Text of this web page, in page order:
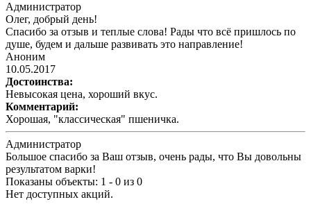
Администратор
Олег, добрый день!
Спасибо за отзыв и теплые слова! Рады что всё пришлось по
душе, будем и дальше развивать это направление!
Аноним
10.05.2017
Достоинства:
Невысокая цена, хороший вкус.
Комментарий:
Хорошая, "классическая" пшеничка.
Администратор
Большое спасибо за Ваш отзыв, очень рады, что Вы довольны
результатом варки!
Показаны объекты: 1 - 0 из 0
Нет доступных акций.